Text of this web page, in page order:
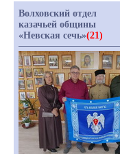
Волховский отдел
казачьей общины
«Невская сечь»(21)